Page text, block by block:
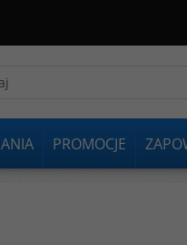
PROMOCJE